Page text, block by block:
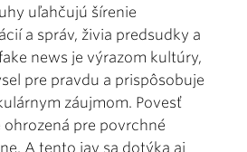
uľahčujú šírenie
a správ, živia predsudky a
news je výrazom kultúry,
pre pravdu a prispôsobuje
záujmom. Povesť
pre povrchné
A tento jav sa dotýka aj